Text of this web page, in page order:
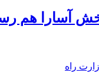
بخش آسارا هم